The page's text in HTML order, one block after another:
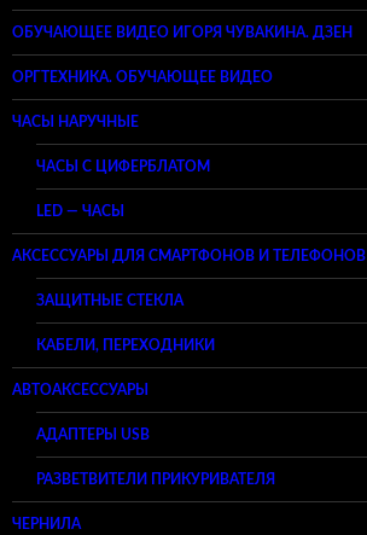
ОБУЧАЮЩЕЕ ВИДЕО ИГОРЯ ЧУВАКИНА. ДЗЕН
ОРГТЕХНИКА. ОБУЧАЮЩЕЕ ВИДЕО
ЧАСЫ НАРУЧНЫЕ
ЧАСЫ С ЦИФЕРБЛАТОМ
LED — ЧАСЫ
АКСЕССУАРЫ ДЛЯ СМАРТФОНОВ И ТЕЛЕФОНОВ
ЗАЩИТНЫЕ СТЕКЛА
КАБЕЛИ, ПЕРЕХОДНИКИ
АВТОАКСЕССУАРЫ
АДАПТЕРЫ USB
РАЗВЕТВИТЕЛИ ПРИКУРИВАТЕЛЯ
ЧЕРНИЛА